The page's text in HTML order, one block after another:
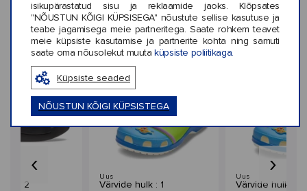
isikupärastatud sisu ja reklaamide jaoks. Klõpsates
"NÕUSTUN KÕIGI KÜPSISEGA" nõustute sellise kasutuse ja
teabe jagamisega meie partneritega. Saate rohkem teavet
meie küpsiste kasutamise ja partnerite kohta ning samuti
saate oma nõusolekut muuta küpsiste poliitikaga.
Küpsiste seaded
NÕUSTUN KÕIGI KÜPSISTEGA
Sarnased stiilid
: 2
Uus
Värvide hulk : 1
Uus
Värvide hulk : 1
‹ ›